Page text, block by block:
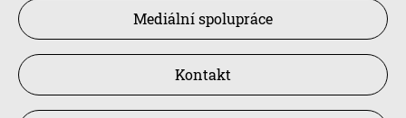
Mediální spolupráce
Kontakt